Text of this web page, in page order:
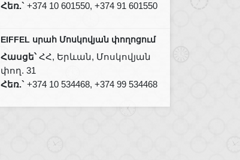
Հեռ.` +374 10 601550, +374 91 601550
EIFFEL սրահ Մոսկովյան փողոցում
Հասցե՝ՀՀ, Երևան, Մոսկովյան
փող. 31
Հեռ.` +374 10 534468, +374 99 534468